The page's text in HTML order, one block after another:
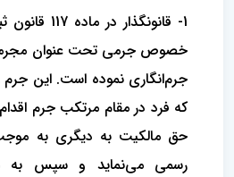
1-
خصوص جرمی تحت عنوان
جرم‌انگاری نموده است. این
که فرد در مقام مرتکب جرم
حق مالکیت به دیگری به
رسمی می‌نماید و سپس به